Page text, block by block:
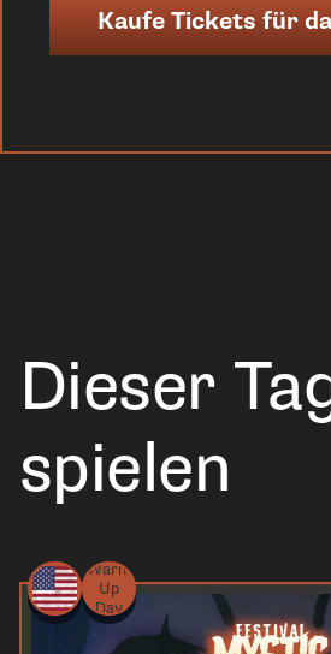
Kaufe Tickets für
Dieser
spielen
Warm
Up
Day